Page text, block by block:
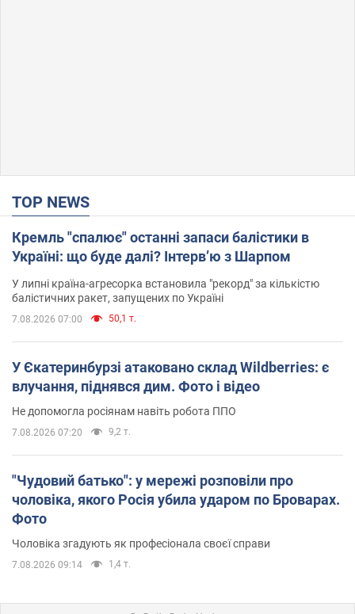
TOP NEWS
Кремль "спалює" останні запаси балістики в
Україні: що буде далі? Інтерв’ю з Шарпом
У липні країна-агресорка встановила "рекорд" за кількістю
балістичних ракет, запущених по Україні
7.08.2026 07:00 50,1 т.
У Єкатеринбурзі атаковано склад Wildberries: є
влучання, піднявся дим. Фото і відео
Не допомогла росіянам навіть робота ППО
7.08.2026 07:20 9,2 т.
"Чудовий батько": у мережі розповіли про
чоловіка, якого Росія убила ударом по Броварах.
Фото
Чоловіка згадують як професіонала своєї справи
7.08.2026 09:14 1,4 т.